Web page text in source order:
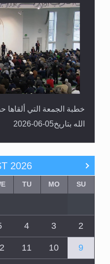
خطبة الجمعة التي ألقاها
الله بتاريخ05-06-2026
2026
SU
MO
TU
2
3
4
9
10
11